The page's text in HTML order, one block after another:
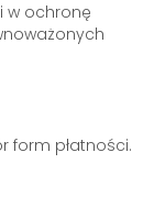
w ochronę
form płatności.